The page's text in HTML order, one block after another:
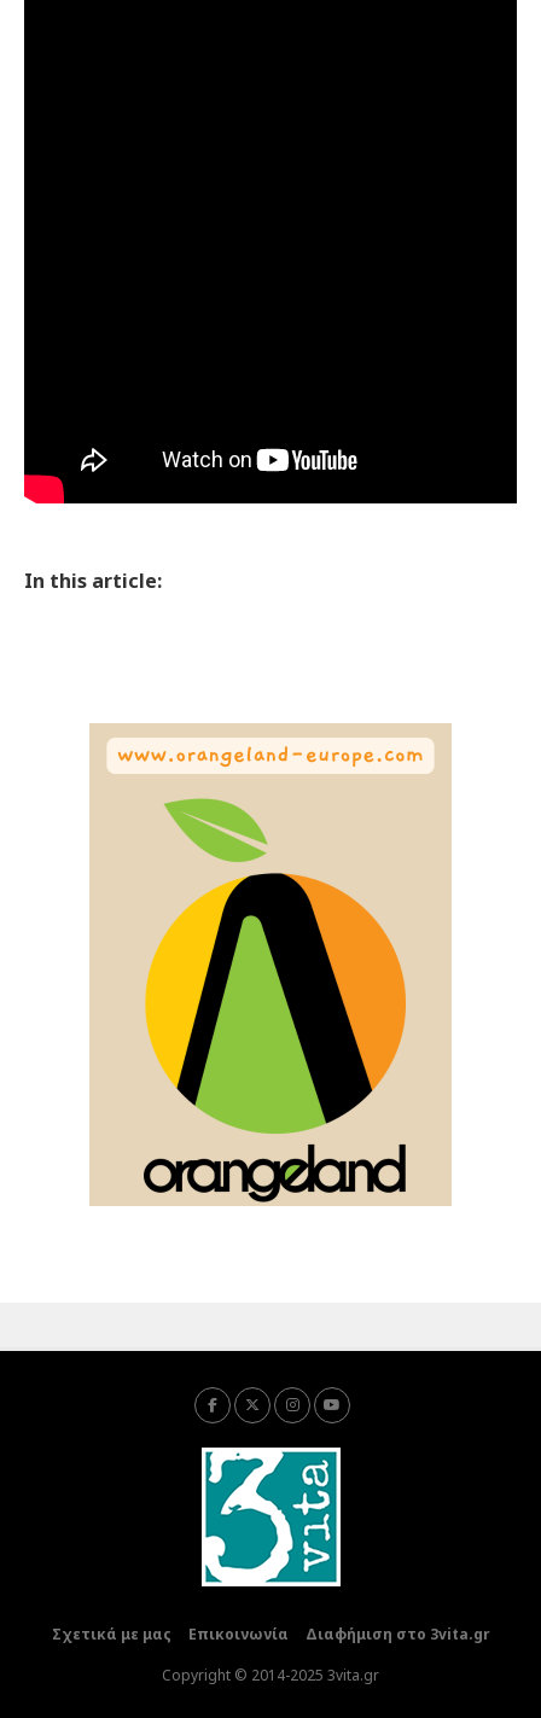
In this article:
Σχετικά με μας Επικοινωνία
Διαφήμιση στο 3vita.gr
Copyright © 2014-2025 3vita.gr